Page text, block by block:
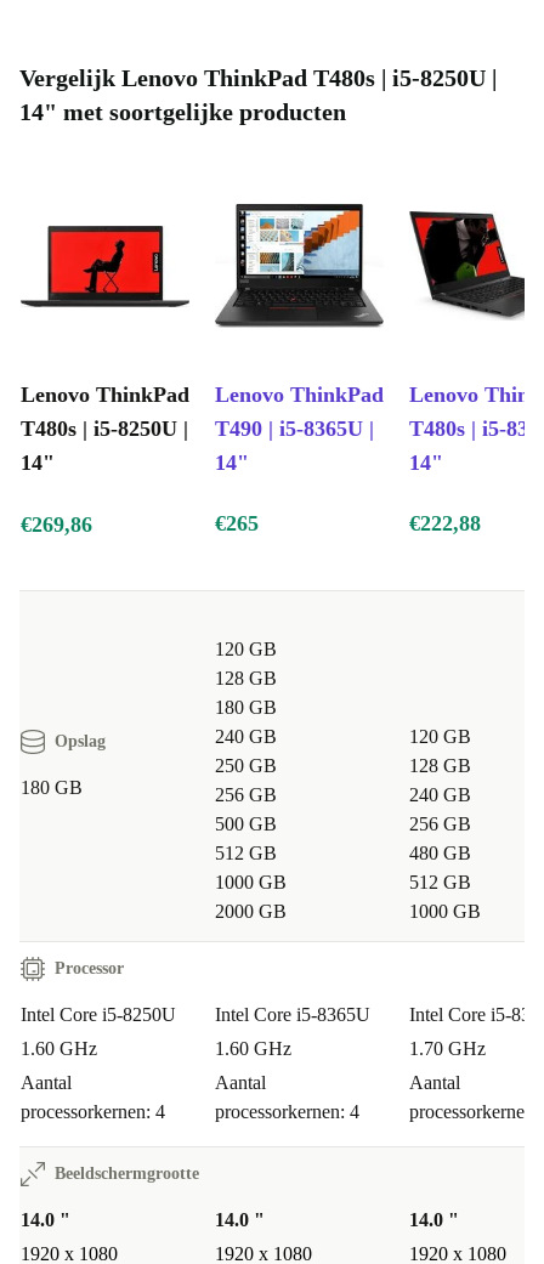
Vergelijk Lenovo ThinkPad T480s | i5-8250U |
14" met soortgelijke producten
Lenovo ThinkPad
T480s | i5-8250U |
14"
Lenovo ThinkPad
T490 | i5-8365U |
14"
Lenovo
T480s | i5-
14"
€269,86 €265 €222,88
Opslag
180 GB
120 GB
128 GB
180 GB
240 GB
250 GB
256 GB
500 GB
512 GB
1000 GB
2000 GB
120 GB
128 GB
240 GB
256 GB
480 GB
512 GB
1000 GB
Processor
Intel Core i5-8250U
1.60 GHz
Aantal
processorkernen: 4
Intel Core i5-8365U
1.60 GHz
Aantal
processorkernen: 4
Intel Core i5-
1.70 GHz
Aantal
processorkernen:
Beeldschermgrootte
14.0 "
1920 x 1080
14.0 "
1920 x 1080
14.0 "
1920 x 1080